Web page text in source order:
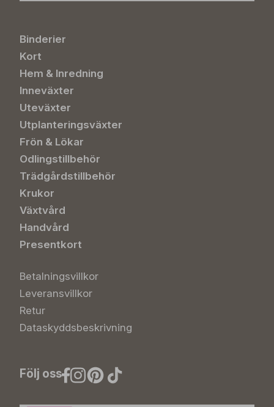
Binderier
Kort
Hem & Inredning
Inneväxter
Uteväxter
Utplanteringsväxter
Frön & Lökar
Odlingstillbehör
Trädgårdstillbehör
Krukor
Växtvård
Handvård
Presentkort
Betalningsvillkor
Leveransvillkor
Retur
Dataskyddsbeskrivning
Följ oss